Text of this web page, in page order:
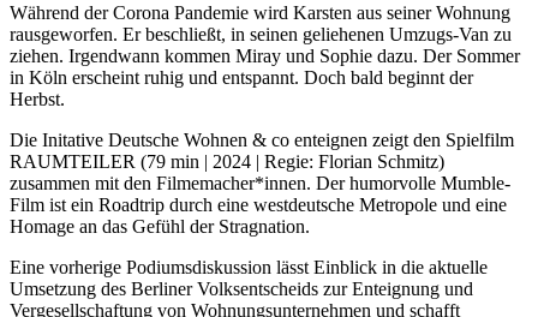
Während der Corona Pandemie wird Karsten aus seiner Wohnung
rausgeworfen. Er beschließt, in seinen geliehenen Umzugs-Van zu
ziehen. Irgendwann kommen Miray und Sophie dazu. Der Sommer
in Köln erscheint ruhig und entspannt. Doch bald beginnt der
Herbst.
Die Initative Deutsche Wohnen & co enteignen zeigt den Spielfilm
RAUMTEILER (79 min | 2024 | Regie: Florian Schmitz)
zusammen mit den Filmemacher*innen. Der humorvolle Mumble-
Film ist ein Roadtrip durch eine westdeutsche Metropole und eine
Homage an das Gefühl der Stragnation.
Eine vorherige Podiumsdiskussion lässt Einblick in die aktuelle
Umsetzung des Berliner Volksentscheids zur Enteignung und
Vergesellschaftung von Wohnungsunternehmen und schafft